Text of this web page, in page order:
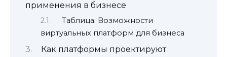
применения в бизнесе
Таблица: Возможности
виртуальных платформ для бизнеса
Как платформы проектируют